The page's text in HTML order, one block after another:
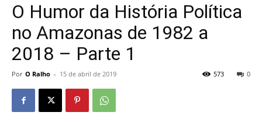
O Humor da História Política
no Amazonas de 1982 a
2018 – Parte 1
Por O Ralho - 15 de abril de 2019 0
573